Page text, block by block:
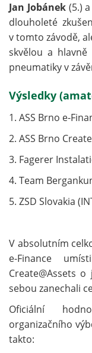
Jan Jobánek(5.) a
dlouholeté
v tomto závodě,
skvělou a
pneumatiky v
Výsledky
1. ASS Brno e-
2. ASS Brno
3. Fagerer
4. Team
5. ZSD Slovakia
V absolutním
e-Finance
Create@Assets
sebou zanechali
Oficiální
organizačního
takto: